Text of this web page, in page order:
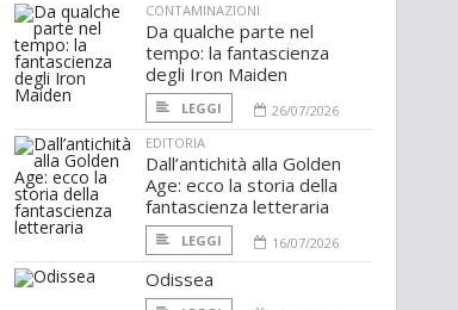
CONTAMINAZIONI
Da qualche parte nel
tempo: la fantascienza
degli Iron Maiden
LEGGI
26/07/2026
EDITORIA
Dall’antichità alla Golden
Age: ecco la storia della
fantascienza letteraria
LEGGI 16/07/2026
Odissea